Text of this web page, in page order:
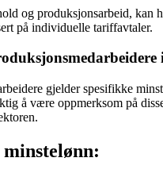
og produksjonsarbeid, kan
på individuelle tariffavtaler.
gjelder spesifikke
å være oppmerksom på